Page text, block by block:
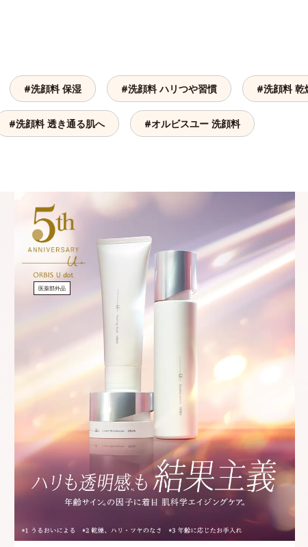
#洗顔料 保湿 #洗顔料 ハリつや習慣 #洗顔料 乾
#洗顔料 透き通る肌へ #オルビスユー 洗顔料
医薬部外品